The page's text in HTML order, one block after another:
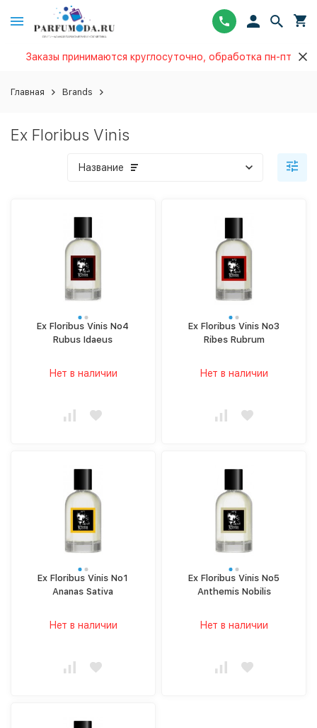
Заказы принимаются круглосуточно, обработка пн-пт
Главная Brands
Ex Floribus Vinis
Название
Ex Floribus Vinis No4
Rubus Idaeus
Нет в наличии
Ex Floribus Vinis No3
Ribes Rubrum
Нет в наличии
Ex Floribus Vinis No1
Ananas Sativa
Нет в наличии
Ex Floribus Vinis No5
Anthemis Nobilis
Нет в наличии